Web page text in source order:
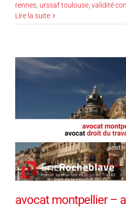
rennes urssaf toulouse validité
Lire la suite
avocat montpellier –